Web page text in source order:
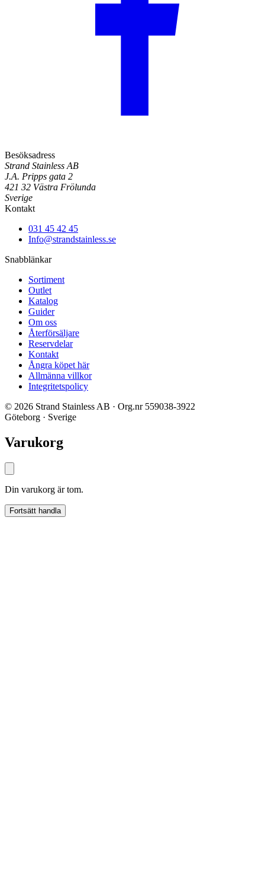
Besöksadress
Strand Stainless AB
J.A. Pripps gata 2
421 32 Västra Frölunda
Sverige
Kontakt
031 45 42 45
Info@strandstainless.se
Snabblänkar
Sortiment
Outlet
Katalog
Guider
Om oss
Återförsäljare
Reservdelar
Kontakt
Ångra köpet här
Allmänna villkor
Integritetspolicy
© 2026 Strand Stainless AB · Org.nr 559038-3922
Göteborg · Sverige
Varukorg
Din varukorg är tom.
Fortsätt handla